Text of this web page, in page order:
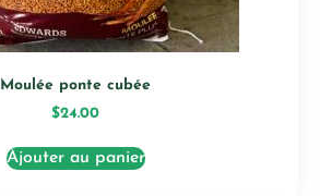
Moulée ponte cubée
$24.00
Ajouter au panier